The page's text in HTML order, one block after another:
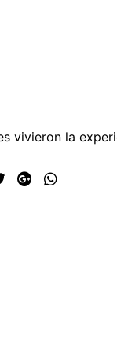
vivieron la